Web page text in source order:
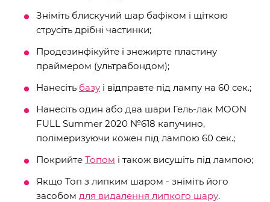
Зніміть блискучий шар бафіком і щіткою
струсіть дрібні частинки;
Продезинфікуйте і знежирте пластину
праймером (ультрабондом);
Нанесіть базу і відправте під лампу на 60 сек.;
Нанесіть один або два шари Гель-лак MOON
FULL Summer 2020 №618 капучино,
полімеризуючи кожен під лампою 60 сек.;
Покрийте Топом і також висушіть під лампою;
Якщо Топ з липким шаром - зніміть його
засобом для видалення липкого шару.